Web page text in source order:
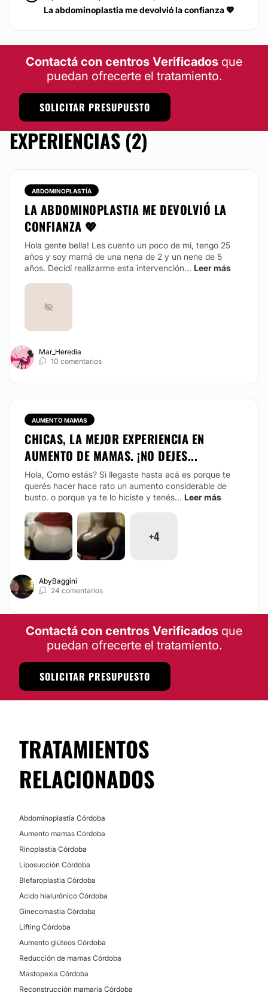
La abdominoplastia me devolvió la confianza 💖
Contactá con centros Verificados que
puedan ofrecerte el tratamiento.
SOLICITAR PRESUPUESTO
EXPERIENCIAS (2)
ABDOMINOPLASTÍA
LA ABDOMINOPLASTIA ME DEVOLVIÓ LA
CONFIANZA 💖
Hola gente bella! Les cuento un poco de mi, tengo 25
años y soy mamá de una nena de 2 y un nene de 5
años. Decidí realizarme esta intervención... Leer más
Mar_Heredia
10 comentarios
AUMENTO MAMAS
CHICAS, LA MEJOR EXPERIENCIA EN
AUMENTO DE MAMAS. ¡NO DEJES...
Hola, Como estás? Si llegaste hasta acá es porque te
querés hacer hace rato un aumento considerable de
busto. o porque ya te lo hiciste y tenés... Leer más
+4
AbyBaggini
24 comentarios
Contactá con centros Verificados que
puedan ofrecerte el tratamiento.
SOLICITAR PRESUPUESTO
TRATAMIENTOS
RELACIONADOS
Abdominoplastía Córdoba
Aumento mamas Córdoba
Rinoplastia Córdoba
Liposucción Córdoba
Blefaroplastia Córdoba
Ácido hialurónico Córdoba
Ginecomastia Córdoba
Lifting Córdoba
Aumento glúteos Córdoba
Reducción de mamas Córdoba
Mastopexia Córdoba
Reconstrucción mamaria Córdoba